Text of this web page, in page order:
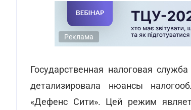
Реклама
Государственная налоговая
детализировала нюансы
«Дефенс Сити». Цей режим